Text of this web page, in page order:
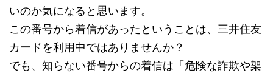
いのか気になると思います。
この番号から着信があったということは、三井住友
カードを利用中ではありませんか？
でも、知らない番号からの着信は「危険な詐欺や架